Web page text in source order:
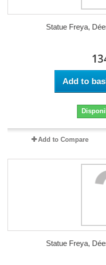
Statue Freya,
Add to
Add to Compare
Statue Freya,